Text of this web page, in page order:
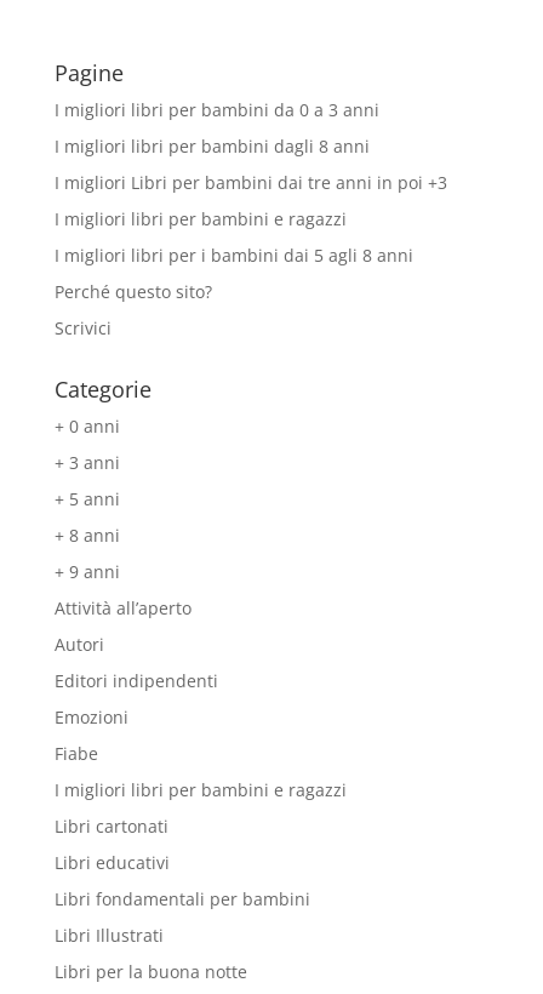
Pagine
I migliori libri per bambini da 0 a 3 anni
I migliori libri per bambini dagli 8 anni
I migliori Libri per bambini dai tre anni in poi +3
I migliori libri per bambini e ragazzi
I migliori libri per i bambini dai 5 agli 8 anni
Perché questo sito?
Scrivici
Categorie
+ 0 anni
+ 3 anni
+ 5 anni
+ 8 anni
+ 9 anni
Attività all’aperto
Autori
Editori indipendenti
Emozioni
Fiabe
I migliori libri per bambini e ragazzi
Libri cartonati
Libri educativi
Libri fondamentali per bambini
Libri Illustrati
Libri per la buona notte